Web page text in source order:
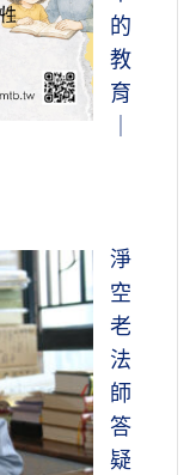
的
教
育
淨
空
老
法
師
答
疑